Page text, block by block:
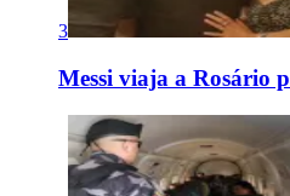
3
Messi viaja a Rosário